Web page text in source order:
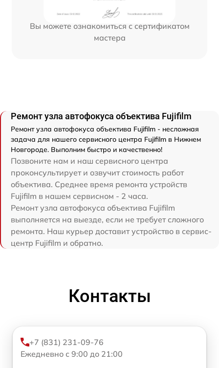
Вы можете ознакомиться с сертификатом
мастера
Ремонт узла автофокуса объектива Fujifilm
Ремонт узла автофокуса объектива Fujifilm - несложная
задача для нашего сервисного центра Fujifilm в Нижнем
Новгороде. Выполним быстро и качественно!
Позвоните нам и наш сервисного центра
проконсультирует и озвучит стоимость работ
объектива. Среднее время ремонта устройств
Fujifilm в нашем сервисном - 2 часа.
Ремонт узла автофокуса объектива Fujifilm
выполняется на выезде, если не требует сложного
ремонта. Наш курьер доставит устройство в сервис-
центр Fujifilm и обратно.
Контакты
+7 (831) 231-09-76
Ежедневно с 9:00 до 21:00